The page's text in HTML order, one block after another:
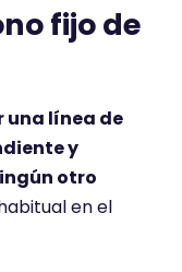
fijo de
línea de
y
otro
en el